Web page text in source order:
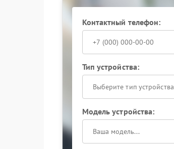
Контактный телефон:
Тип устройства:
Выберите тип устройства
Модель устройства: